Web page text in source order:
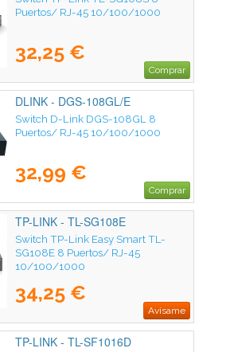
Puertos/ RJ-45 10/100/1000
32,25 €
Comprar
DLINK - DGS-108GL/E
Switch D-Link DGS-108GL 8
Puertos/ RJ-45 10/100/1000
32,99 €
Comprar
TP-LINK - TL-SG108E
Switch TP-Link Easy Smart TL-
SG108E 8 Puertos/ RJ-45
10/100/1000
34,25 €
Avísame
TP-LINK - TL-SF1016D